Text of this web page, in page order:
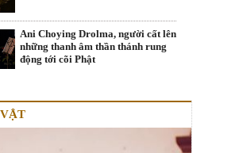
Ani Choying Drolma, người cất lên
những thanh âm thần thánh rung
động tới cõi Phật